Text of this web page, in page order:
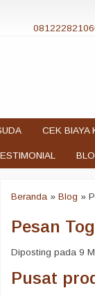
CEK BIAYA
Beranda »Blog »
Pesan
Diposting pada 9
Pusat